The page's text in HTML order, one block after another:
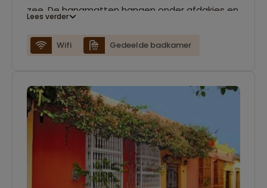
zee. De hangmatten hangen onder afdakjes en
charme van Playa los Angeles ligt in zijn
moderne leven en de rust en schoonheid van
de omgeving te ervaren. Op de camping plek is
gedeeld sanitair en gelegenheid om te eten.
Playa los Angeles heeft ook een gezellige bar
waarbij je o.a. heerlijke frisdranken, natuurlijke
sappen, cocktails, koude bieren en verschillende
Lees verder
Wifi Gedeelde badkamer